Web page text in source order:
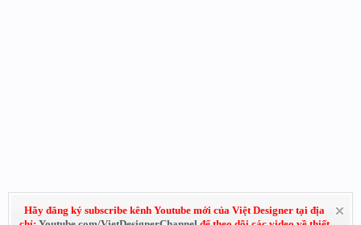
Hãy đăng ký subscribe kênh Youtube mới của Việt Designer tại địa